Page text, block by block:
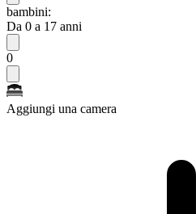
bambini:
Da 0 a 17 anni
0
Aggiungi una camera